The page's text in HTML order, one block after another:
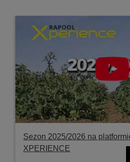
Sezon 2025/2026 na
XPERIENCE